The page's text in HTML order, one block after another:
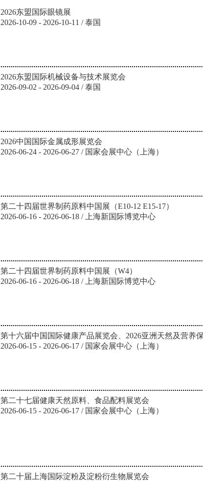
2026东盟国际眼镜展
2026-10-09 - 2026-10-11 / 泰国
2026东盟国际机械设备与技术展览会
2026-09-02 - 2026-09-04 / 泰国
2026中国国际金属成形展览会
2026-06-24 - 2026-06-27 / 国家会展中心（上海）
第二十四届世界制药原料中国展（E10-12 E15-17）
2026-06-16 - 2026-06-18 / 上海新国际博览中心
第二十四届世界制药原料中国展（W4）
2026-06-16 - 2026-06-18 / 上海新国际博览中心
第十六届中国国际健康产品展览会、2026亚洲天然及营养
2026-06-15 - 2026-06-17 / 国家会展中心（上海）
第二十七届健康天然原料、食品配料展览会
2026-06-15 - 2026-06-17 / 国家会展中心（上海）
第二十届上海国际淀粉及淀粉衍生物展览会